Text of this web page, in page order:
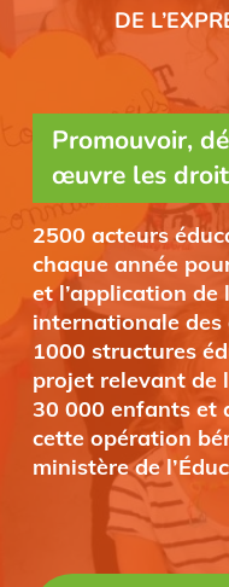
DE
Promouvoir,
œuvre les
2500 acteurs
chaque année
et l’application de
internationale des
1000 structures
projet relevant de
30 000 enfants et
cette opération
ministère de